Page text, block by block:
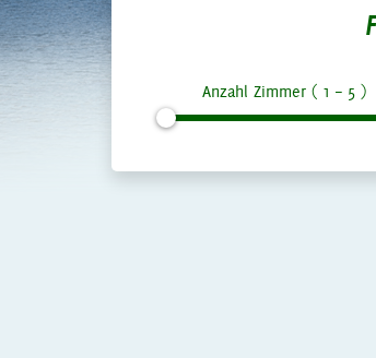
Anzahl Zimmer ( 1 – 5)